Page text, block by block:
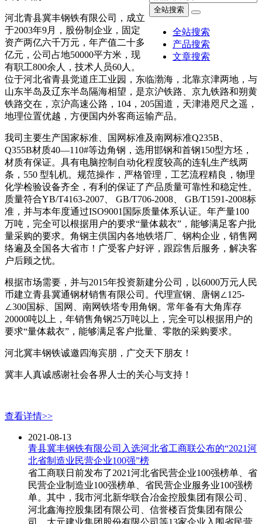
全站搜索
全站搜索
产品搜索
文章搜索
河北青县冀丰钢铁有限公司，成立
于2003年9月，股份制企业，固定
资产两亿六千万元，年产值二十多
亿元，公司占地50000平方米，现
有职工800余人，技术人员60人。
位于河北省青县觉道庄工业园，东临渤海，北靠京津两地，与
山东半岛及辽东半岛隔海相望，是京沪铁路、京九铁路和朔黄
铁路交在，京沪高速公路，104，205国道，天津港咫尺之遥，
地理位置优越，方便国内外客商运输产品。
我司主要生产国家标准、国网标准及南网标准Q235B、
Q355B材质40—110#等边角钢，选用邯钢和首钢150型方坯，
材质有保证。具有电脑控制自动化程度较高的连轧生产线两
条，550 型轧机。规范操作，严格管理，工艺流程精良，物理
化学检验设备齐全，有利的保证了产品质量可靠性和稳定性。
质量符合YB/T4163-2007、 GB/T706-2008、 GB/T1591-2008标
准，并与本年度通过ISO9001国际质量体系认证。年产量100
万吨，完全可以根据用户的要求“量体裁衣”，能够满足客户批
量采购的要求。角钢主供国内各地铁塔厂、钢构企业，销售网
络遍及全国各大省市！广受客户好评，跟踪售后服务，解决客
户后顾之忧。
根据市场需要，并与2015年投资新建分公司，以6000万元人民
币建立青县冀通钢材销售有限公司。代理宣钢、唐钢∠125-
∠300国标、国网、南网铁塔专用角钢。常年备有大角库存
20000吨以上，年销售角钢25万吨以上，完全可以根据用户的
要求“量体裁衣”，能够满足客户批量、零散的采购要求。
河北冀丰钢铁诚邀四海宾朋，广交天下朋友！
冀丰人真诚感谢社会各界人士的关心与支持！
查看详情>>
2021-08-13
青县冀丰钢铁有限公司入选河北省工商联公布的“2021河
北省制造业民营企业100强”榜
省工商联日前发布了2021河北省民营企业100强榜单、省
民营企业制造业100强榜单、省民营企业服务业100强榜
单。其中，我市河北新华联合冶金控股集团有限公司、
河北鑫海控股集团有限公司、信誉楼百货集团有限公
司、大元建业集团股份有限公司等13家企业入围省民营